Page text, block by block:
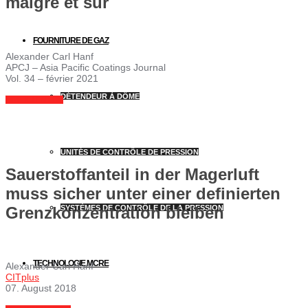
FOURNITURE DE GAZ
DÉTENDEUR À DÔME
UNITÉS DE CONTRÔLE DE PRESSION
SYSTÈMES DE CONTRÔLE DE LA PRESSION
TECHNOLOGIE MCRE
Alexander Carl Hanf
APCJ – Asia Pacific Coatings Journal
Vol. 34 – février 2021
Sauerstoffanteil in der Magerluft
muss sicher unter einer definierten
Grenzkonzentration bleiben
Alexander Carl Hanf
CITplus
07. August 2018